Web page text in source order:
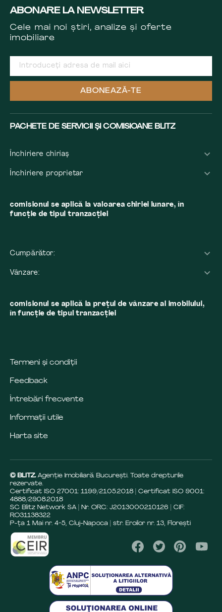
ABONARE LA NEWSLETTER
Cele mai noi știri, analize și oferte
imobiliare
ABONEAZĂ-TE
PACHETE DE SERVICII ȘI COMISIOANE BLITZ
Închiriere chiriaș
Închiriere proprietar
comisionul se aplică la valoarea chiriei lunare, în
funcție de tipul tranzacției
Cumpărător:
Vânzare:
comisionul se aplică la preţul de vânzare al imobilului,
în funcţie de tipul tranzacţiei
Termeni și condiții
Feedback
Întrebări frecvente
Informații utile
Harta site
© BLITZ. Agenție Imobiliară Bucureşti. Toate drepturile
rezervate.
Certificat ISO 27001: 1199/21.05.2018 | Certificat ISO 9001:
4888/29.08.2018
SC Blitz Network SA | Nr. ORC: J2013000210126 | CIF:
RO31138322
P-ța 1 Mai nr. 4-5, Cluj-Napoca | str. Eroilor nr. 13, Florești